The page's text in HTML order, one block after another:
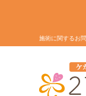
施術に関するお